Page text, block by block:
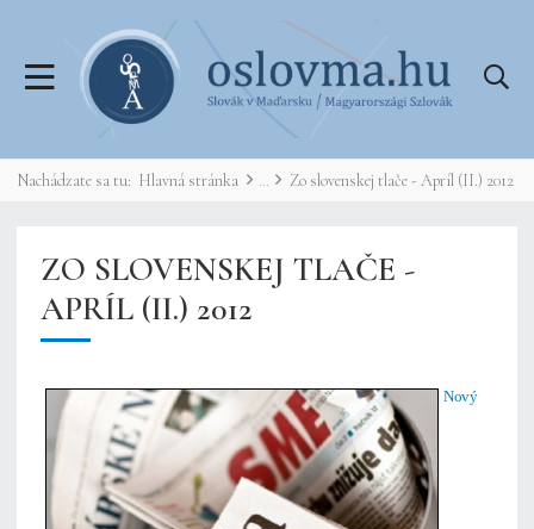
Nachádzate sa tu: Hlavná stránka Zo slovenskej tlače - Apríl (II.) 2012
ZO SLOVENSKEJ TLAČE -
APRÍL (II.) 2012
Nový